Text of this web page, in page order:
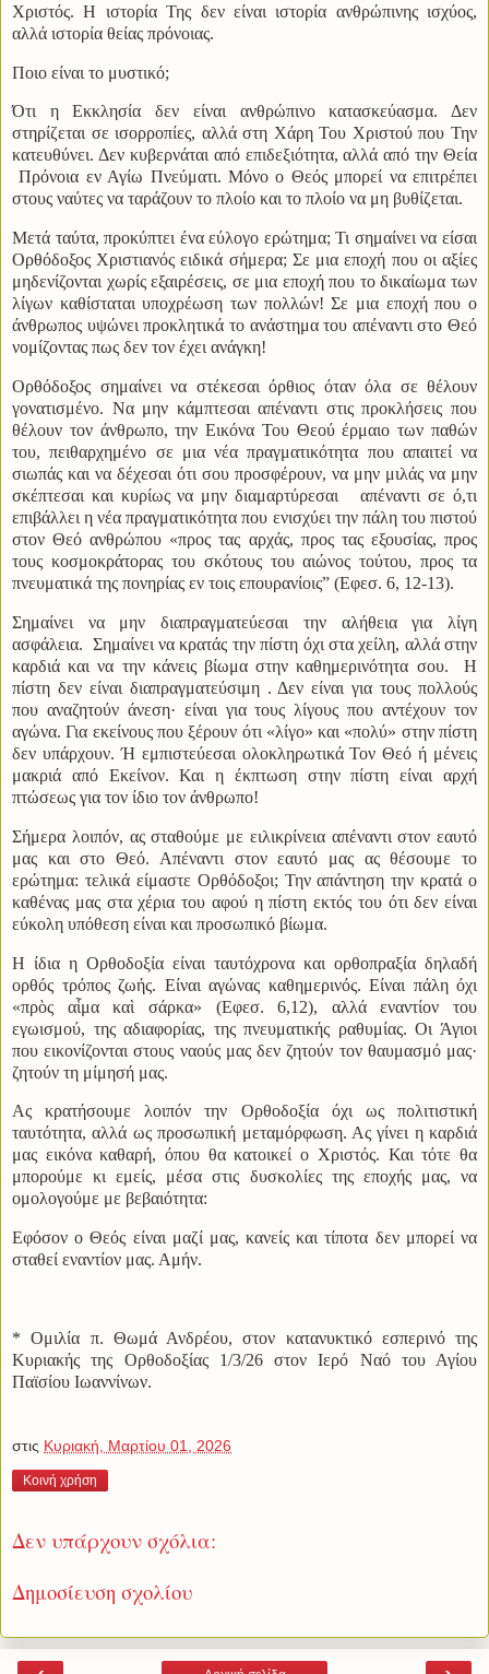
Χριστός. Η ιστορία Της δεν είναι ιστορία ανθρώπινης ισχύος,
αλλά ιστορία θείας πρόνοιας.
Ποιο είναι το μυστικό;
Ότι η Εκκλησία δεν είναι ανθρώπινο κατασκεύασμα. Δεν
στηρίζεται σε ισορροπίες, αλλά στη Χάρη Του Χριστού που Την
κατευθύνει. Δεν κυβερνάται από επιδεξιότητα, αλλά από την Θεία
Πρόνοια εν Αγίω Πνεύματι. Μόνο ο Θεός μπορεί να επιτρέπει
στους ναύτες να ταράζουν το πλοίο και το πλοίο να μη βυθίζεται.
Μετά ταύτα, προκύπτει ένα εύλογο ερώτημα; Τι σημαίνει να είσαι
Ορθόδοξος Χριστιανός ειδικά σήμερα; Σε μια εποχή που οι αξίες
μηδενίζονται χωρίς εξαιρέσεις, σε μια εποχή που το δικαίωμα των
λίγων καθίσταται υποχρέωση των πολλών! Σε μια εποχή που ο
άνθρωπος υψώνει προκλητικά το ανάστημα του απέναντι στο Θεό
νομίζοντας πως δεν τον έχει ανάγκη!
Ορθόδοξος σημαίνει να στέκεσαι όρθιος όταν όλα σε θέλουν
γονατισμένο. Να μην κάμπτεσαι απέναντι στις προκλήσεις που
θέλουν τον άνθρωπο, την Εικόνα Του Θεού έρμαιο των παθών
του, πειθαρχημένο σε μια νέα πραγματικότητα που απαιτεί να
σιωπάς και να δέχεσαι ότι σου προσφέρουν, να μην μιλάς να μην
σκέπτεσαι και κυρίως να μην διαμαρτύρεσαι απέναντι σε ό,τι
επιβάλλει η νέα πραγματικότητα που ενισχύει την πάλη του πιστού
στον Θεό ανθρώπου «προς τας αρχάς, προς τας εξουσίας, προς
τους κοσμοκράτορας του σκότους του αιώνος τούτου, προς τα
πνευματικά της πονηρίας εν τοις επουρανίοις” (Εφεσ. 6, 12-13).
Σημαίνει να μην διαπραγματεύεσαι την αλήθεια για λίγη
ασφάλεια. Σημαίνει να κρατάς την πίστη όχι στα χείλη, αλλά στην
καρδιά και να την κάνεις βίωμα στην καθημερινότητα σου. Η
πίστη δεν είναι διαπραγματεύσιμη . Δεν είναι για τους πολλούς
που αναζητούν άνεση· είναι για τους λίγους που αντέχουν τον
αγώνα. Για εκείνους που ξέρουν ότι «λίγο» και «πολύ» στην πίστη
δεν υπάρχουν. Ή εμπιστεύεσαι ολοκληρωτικά Τον Θεό ή μένεις
μακριά από Εκείνον. Και η έκπτωση στην πίστη είναι αρχή
πτώσεως για τον ίδιο τον άνθρωπο!
Σήμερα λοιπόν, ας σταθούμε με ειλικρίνεια απέναντι στον εαυτό
μας και στο Θεό. Απέναντι στον εαυτό μας ας θέσουμε το
ερώτημα: τελικά είμαστε Ορθόδοξοι; Την απάντηση την κρατά ο
καθένας μας στα χέρια του αφού η πίστη εκτός του ότι δεν είναι
εύκολη υπόθεση είναι και προσωπικό βίωμα.
Η ίδια η Ορθοδοξία είναι ταυτόχρονα και ορθοπραξία δηλαδή
ορθός τρόπος ζωής. Είναι αγώνας καθημερινός. Είναι πάλη όχι
«πρὸς αἷμα καὶ σάρκα» (Εφεσ. 6,12), αλλά εναντίον του
εγωισμού, της αδιαφορίας, της πνευματικής ραθυμίας. Οι Άγιοι
που εικονίζονται στους ναούς μας δεν ζητούν τον θαυμασμό μας·
ζητούν τη μίμησή μας.
Ας κρατήσουμε λοιπόν την Ορθοδοξία όχι ως πολιτιστική
ταυτότητα, αλλά ως προσωπική μεταμόρφωση. Ας γίνει η καρδιά
μας εικόνα καθαρή, όπου θα κατοικεί ο Χριστός. Και τότε θα
μπορούμε κι εμείς, μέσα στις δυσκολίες της εποχής μας, να
ομολογούμε με βεβαιότητα:
Εφόσον ο Θεός είναι μαζί μας, κανείς και τίποτα δεν μπορεί να
σταθεί εναντίον μας. Αμήν.
* Ομιλία π. Θωμά Ανδρέου, στον κατανυκτικό εσπερινό της
Κυριακής της Ορθοδοξίας 1/3/26 στον Ιερό Ναό του Αγίου
Παϊσίου Ιωαννίνων.
στις Κυριακή, Μαρτίου 01, 2026
Κοινή χρήση
Δεν υπάρχουν σχόλια:
Δημοσίευση σχολίου